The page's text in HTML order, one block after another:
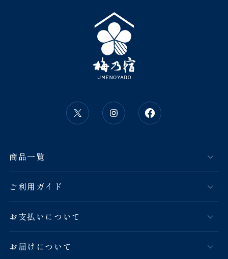
商品一覧
ご利用ガイド
お支払いについて
お届けについて